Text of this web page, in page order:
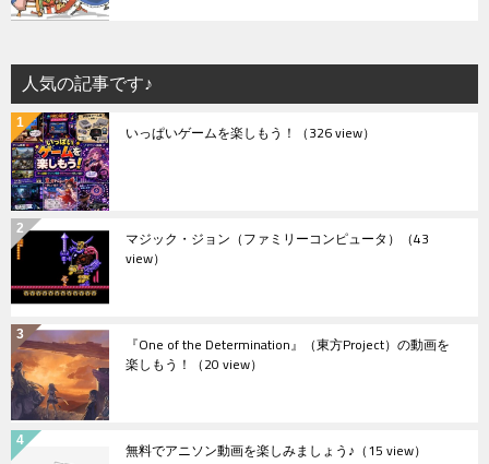
人気の記事です♪
いっぱいゲームを楽しもう！ （326 view）
マジック・ジョン（ファミリーコンピュータ） （43
view）
『One of the Determination』（東方Project）の動画を
楽しもう！ （20 view）
無料でアニソン動画を楽しみましょう♪ （15 view）